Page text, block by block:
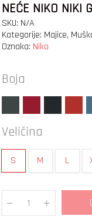
NEĆE NIKO NIKI
SKU: N/A
Kategorije: Majice,
Oznaka: Niko
Boja
Veličina
S M L
Quantity